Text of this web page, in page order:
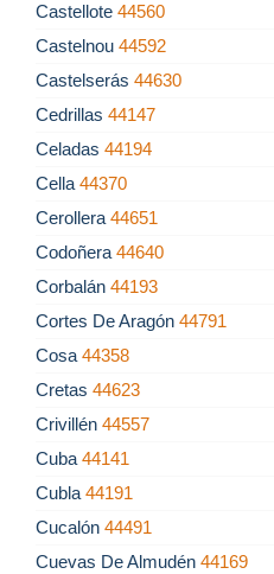
Castellote 44560
Castelnou 44592
Castelserás 44630
Cedrillas 44147
Celadas 44194
Cella 44370
Cerollera 44651
Codoñera 44640
Corbalán 44193
Cortes De Aragón 44791
Cosa 44358
Cretas 44623
Crivillén 44557
Cuba 44141
Cubla 44191
Cucalón 44491
Cuevas De Almudén 44169